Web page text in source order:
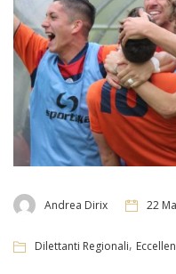
Andrea Dirix 22
Dilettanti Regionali,